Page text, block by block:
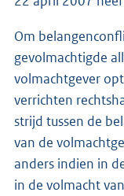
Om
gevolmachtigde
volmachtgever
verrichten
strijd tussen de
van de
anders indien in
in de volmacht